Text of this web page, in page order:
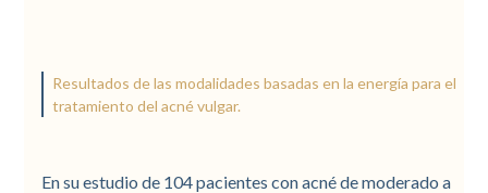
Resultados de las modalidades basadas en la energía para el
tratamiento del acné vulgar.
En su estudio de 104 pacientes con acné de moderado a